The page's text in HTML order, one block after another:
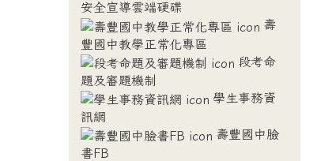
安全宣導雲端硬碟
壽
豐國中教學正常化專區
段考命
題及審題機制
學生事務資
訊網
壽豐國中臉
書FB